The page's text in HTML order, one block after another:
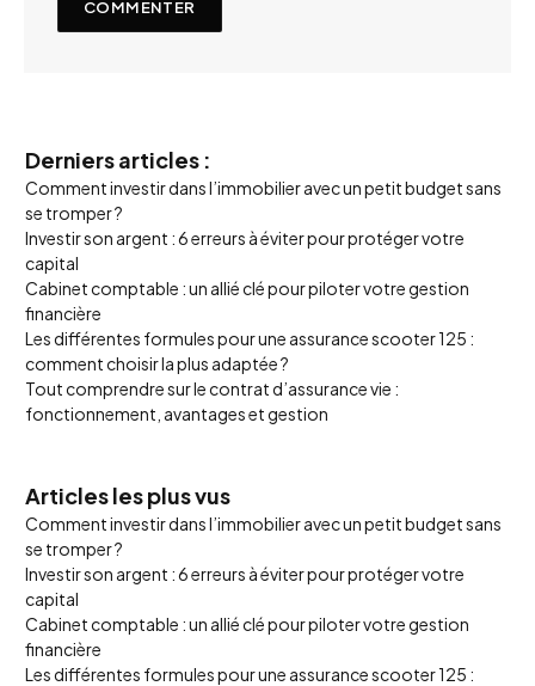
Derniers articles :
Comment investir dans l’immobilier avec un petit budget sans
se tromper ?
Investir son argent : 6 erreurs à éviter pour protéger votre
capital
Cabinet comptable : un allié clé pour piloter votre gestion
financière
Les différentes formules pour une assurance scooter 125 :
comment choisir la plus adaptée ?
Tout comprendre sur le contrat d’assurance vie :
fonctionnement, avantages et gestion
Articles les plus vus
Comment investir dans l’immobilier avec un petit budget sans
se tromper ?
Investir son argent : 6 erreurs à éviter pour protéger votre
capital
Cabinet comptable : un allié clé pour piloter votre gestion
financière
Les différentes formules pour une assurance scooter 125 :